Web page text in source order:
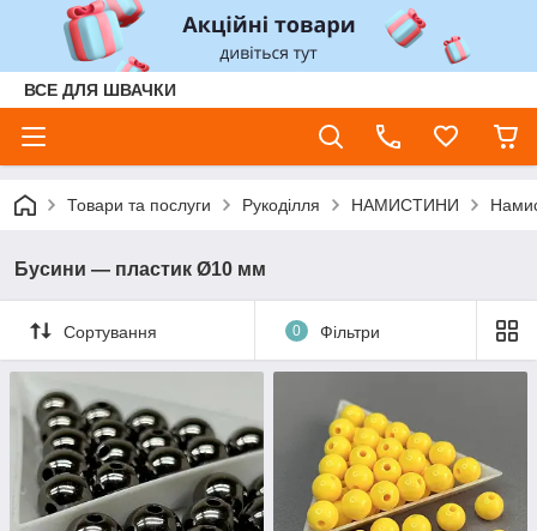
ВСЕ ДЛЯ ШВАЧКИ
Товари та послуги Рукоділля НАМИСТИНИ
Бусини — пластик Ø10 мм
Сортування 0 Фільтри